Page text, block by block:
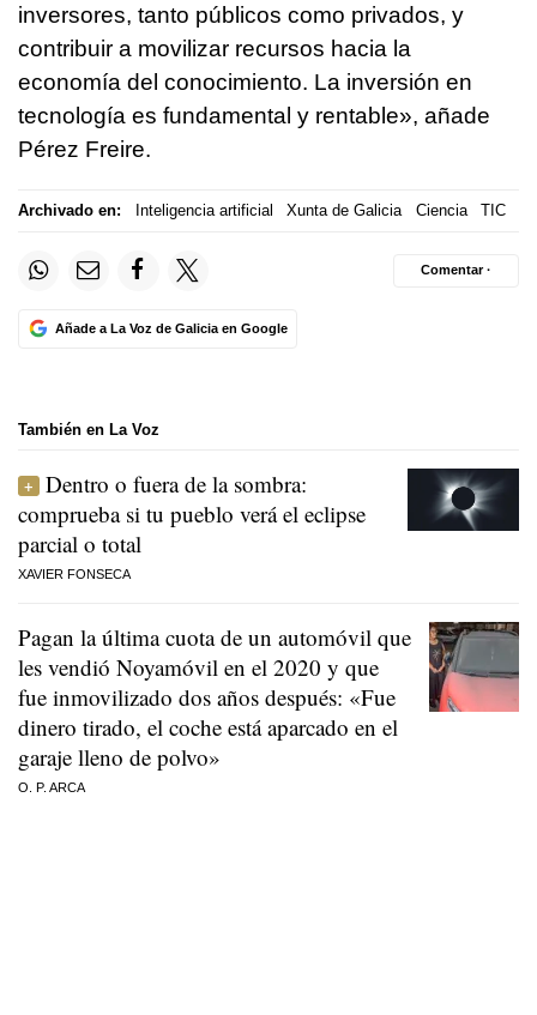
inversores, tanto públicos como privados, y
contribuir a movilizar recursos hacia la
economía del conocimiento. La inversión en
tecnología es fundamental y rentable», añade
Pérez Freire.
Archivado en: Inteligencia artificial Xunta de Galicia Ciencia TIC
Añade a La Voz de Galicia en Google
Comentar ·
También en La Voz
Dentro o fuera de la sombra:
comprueba si tu pueblo verá el eclipse
parcial o total
XAVIER FONSECA
Pagan la última cuota de un automóvil que
les vendió Noyamóvil en el 2020 y que
fue inmovilizado dos años después: «Fue
dinero tirado, el coche está aparcado en el
garaje lleno de polvo»
O. P. ARCA